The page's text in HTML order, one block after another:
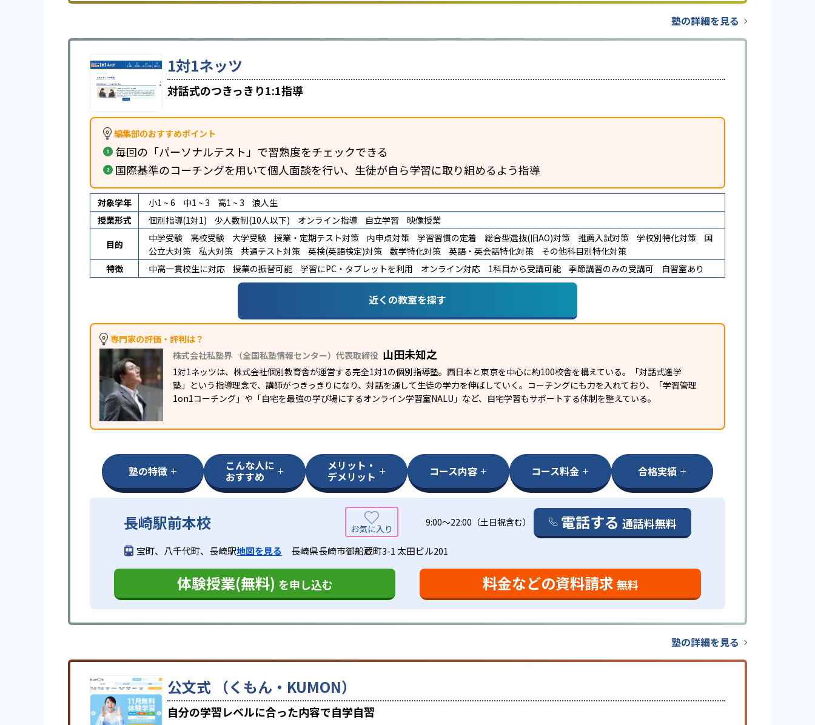
塾の詳細を見る
1対1ネッツ
対話式のつきっきり1:1指導
編集部のおすすめポイント
毎回の「パーソナルテスト」で習熟度をチェックできる
国際基準のコーチングを用いて個人面談を行い、生徒が自ら学習に取り組めるよう指導
対象学年 小1 ~ 6 中1 ~ 3 高1 ~ 3
浪人生
授業形式
個別指導(1対1) 少人数制(10人以下) オンライン指導 自立学習
映像授業
目的
中学受験 高校受験 大学受験 授業・定期テスト対策 内申点対策 学習習慣の定着 総合型選抜(旧AO)対策 推薦入試対策 学校別特化対策
国
公立大対策
私大対策 共通テスト対策 英検(英語検定)対策 数学特化対策 英語・英会話特化対策
その他科目別特化対策
特徴
中高一貫校生に対応 授業の振替可能 学習にPC・タブレットを利用 オンライン対応 1科目から受講可能 季節講習のみの受講可 自習室あり
近くの教室を探す
専門家の評価・評判は？
株式会社私塾界 （全国私塾情報センター）代表取締役 山田未知之
1対1ネッツは、株式会社個別教育舎が運営する完全1対1の個別指導塾。西日本と東京を中心に約100校舎を構えている。「対話式進学
塾」という指導理念で、講師がつきっきりになり、対話を通して生徒の学力を伸ばしていく。コーチングにも力を入れており、「学習管理
1on1コーチング」や「自宅を最強の学び場にするオンライン学習室NALU」など、自宅学習もサポートする体制を整えている。
塾の特徴 こんな人に
おすすめ
メリット・
デメリット コース内容 コース料金 合格実績
長崎駅前本校 9:00～22:00（土日祝含む） 電話する 通話料無料
宝町、八千代町、長崎駅地図を見る 長崎県長崎市御船蔵町3-1 太田ビル201
体験授業(無料) を申し込む 料金などの資料請求 無料
塾の詳細を見る
公文式 （くもん・KUMON）
自分の学習レベルに合った内容で自学自習